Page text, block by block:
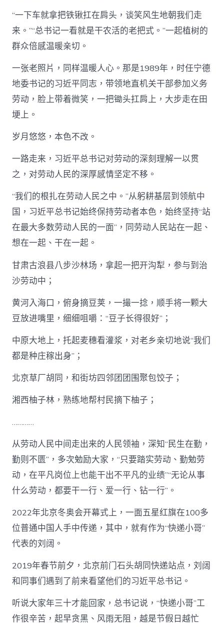
“一下车就拿把铁锹扛在肩头，谈笑风生地朝我们走
来。”“总书记一看就是干农活的老把式。”一起植树的
群众倍感温暖亲切。
一张老照片，同样温暖人心。那是1989年，时任宁德
地委书记的习近平同志，带领地直机关干部参加义务
劳动，脸上带着微笑，一把锄头扛肩上，大步走在田
埂上。
岁月悠悠，本色不改。
一路走来，习近平总书记对劳动的深刻理解一以贯
之，对劳动人民的深厚感情坚定不移。
“我们的根扎在劳动人民之中。”从躬耕基层到领航中
国，习近平总书记始终保持劳动者本色，始终坚持“站
在最大多数劳动人民的一面”，同劳动人民站在一起、
想在一起、干在一起。
甘肃古浪县八步沙林场，拿起一把开沟犁，参与到治
沙劳动中；
黄河入海口，俯身摘豆荚，一撮一捻，顺手将一颗大
豆放进嘴里，细细咀嚼：“豆子长得很好”；
中原大地上，托起麦穗看灌浆，对老乡亲切地说“我们
都是种庄稼出身”；
北京草厂胡同，和街坊四邻团团围聚包饺子；
湘西柚子林，熟练地帮村民摘下柚子；
…………
从劳动人民中间走出来的人民领袖，深知“民生在勤，
勤则不匮”，多次勉励大家，“只要踏实劳动、勤勉劳
动，在平凡岗位上也能干出不平凡的业绩”“无论从事
什么劳动，都要干一行、爱一行、钻一行”。
2022年北京冬奥会开幕式上，一面五星红旗在100多
位普通中国人手中传递，其中，就有作为“快递小哥”
代表的刘阔。
2019年春节前夕，北京前门石头胡同快递站点，刘阔
和同事们遇到了前来看望他们的习近平总书记。
听说大家年三十才能回家，总书记说，“快递小哥”工
作很辛苦，起早贪黑、风雨无阻，越是节假日越忙